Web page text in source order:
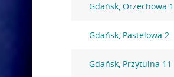
Gdańsk, Orzechowa 1
Gdańsk, Pastelowa 2
Gdańsk, Przytulna 11